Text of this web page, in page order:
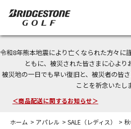
令和8年熊本地震により亡くなられた方々に
ともに、被災された皆さまに心より
被災地の一日でも早い復旧と、被災者の皆
ことを祈念いたし
今なら新規会員登録で1,000円OFFクーポ
＜商品配送に関するお知らせ＞
＜夏季休暇中のご注文・発送・お問い合わ
ホーム > アパレル > SALE（レディス） >